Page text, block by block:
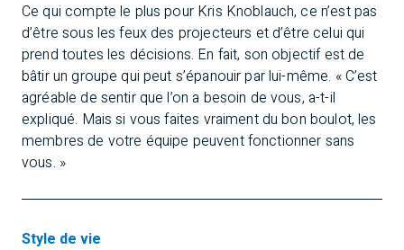
Ce qui compte le plus pour Kris Knoblauch, ce n’est pas
d’être sous les feux des projecteurs et d’être celui qui
prend toutes les décisions. En fait, son objectif est de
bâtir un groupe qui peut s’épanouir par lui-même. « C’est
agréable de sentir que l’on a besoin de vous, a-t-il
expliqué. Mais si vous faites vraiment du bon boulot, les
membres de votre équipe peuvent fonctionner sans
vous. »
Style de vie